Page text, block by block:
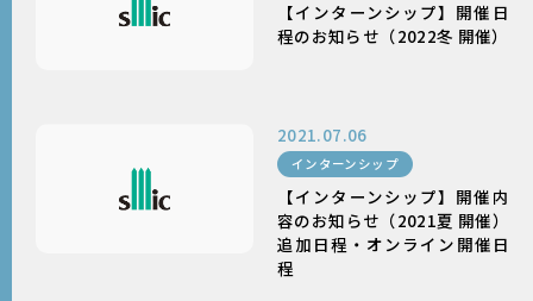
【インターンシップ】開催日
程のお知らせ（2022冬 開催）
2021.07.06
インターンシップ
【インターンシップ】開催内
容のお知らせ（2021夏 開催）
追加日程・オンライン開催日
程